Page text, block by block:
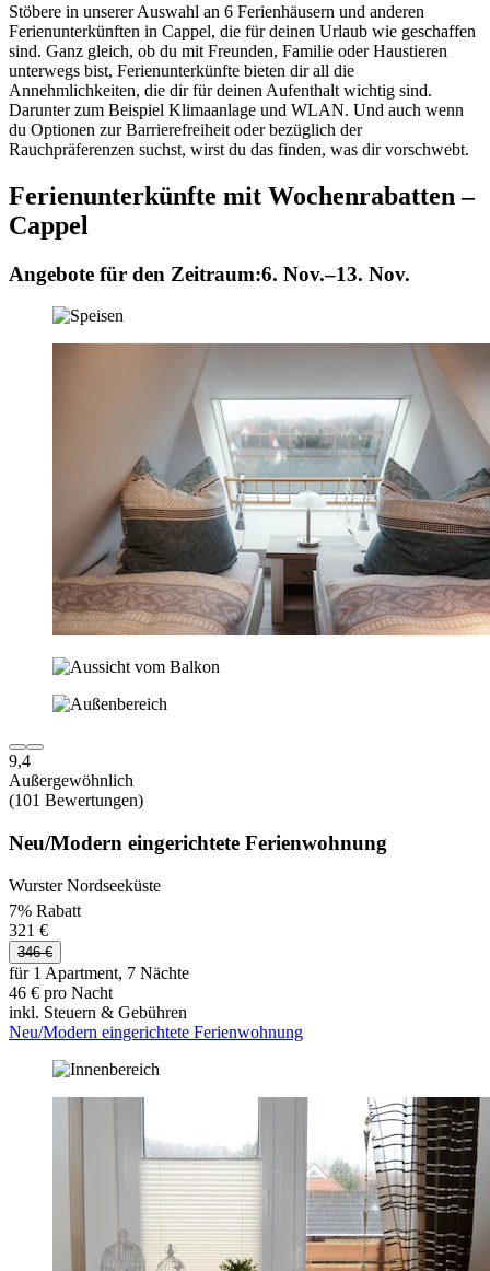
Stöbere in unserer Auswahl an 6 Ferienhäusern und anderen
Ferienunterkünften in Cappel, die für deinen Urlaub wie geschaffen
sind. Ganz gleich, ob du mit Freunden, Familie oder Haustieren
unterwegs bist, Ferienunterkünfte bieten dir all die
Annehmlichkeiten, die dir für deinen Aufenthalt wichtig sind.
Darunter zum Beispiel Klimaanlage und WLAN. Und auch wenn
du Optionen zur Barrierefreiheit oder bezüglich der
Rauchpräferenzen suchst, wirst du das finden, was dir vorschwebt.
Ferienunterkünfte mit Wochenrabatten –
Cappel
Angebote für den Zeitraum:6. Nov.–13. Nov.
9,4
Außergewöhnlich
(101 Bewertungen)
Neu/Modern eingerichtete Ferienwohnung
Wurster Nordseeküste
7% Rabatt
321 €
346 €
für 1 Apartment, 7 Nächte
46 € pro Nacht
inkl. Steuern & Gebühren
Neu/Modern eingerichtete Ferienwohnung